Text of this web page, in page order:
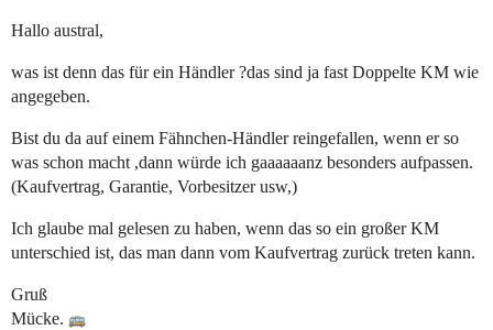
Hallo austral,
was ist denn das für ein Händler ?das sind ja fast Doppelte KM wie
angegeben.
Bist du da auf einem Fähnchen-Händler reingefallen, wenn er so
was schon macht ,dann würde ich gaaaaaanz besonders aufpassen.
(Kaufvertrag, Garantie, Vorbesitzer usw,)
Ich glaube mal gelesen zu haben, wenn das so ein großer KM
unterschied ist, das man dann vom Kaufvertrag zurück treten kann.
Gruß
Mücke.